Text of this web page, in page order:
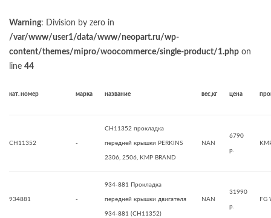
Warning: Division by zero in
/var/www/user1/data/www/neopart.ru/wp-
content/themes/mipro/woocommerce/single-product/1.php on
line 44
кат. номер марка название вес,кг цена
CH11352 -
CH11352 прокладка
передней крышки PERKINS
2306, 2506, KMP BRAND
NAN
6790
р.
934881 -
934-881 Прокладка
передней крышки двигателя
934-881 (CH11352)
NAN
31990
р.
FG